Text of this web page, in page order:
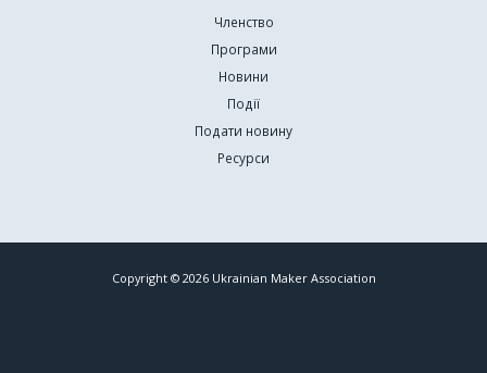
Членство
Програми
Новини
Події
Подати новину
Ресурси
Copyright © 2026 Ukrainian Maker Association